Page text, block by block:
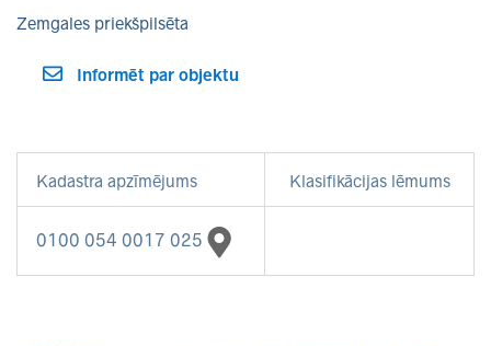
Zemgales priekšpilsēta
Informēt par objektu
Kadastra apzīmējums Klasifikācijas lēmums
0100 054 0017 025